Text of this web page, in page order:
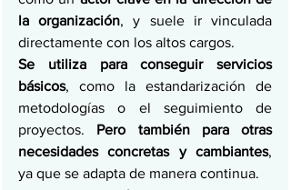
la organización, y suele ir vinculada
directamente con los altos cargos.
Se utiliza para conseguir servicios
básicos, como la estandarización de
metodologías o el seguimiento de
proyectos. Pero también para otras
necesidades concretas y cambiantes,
ya que se adapta de manera continua.